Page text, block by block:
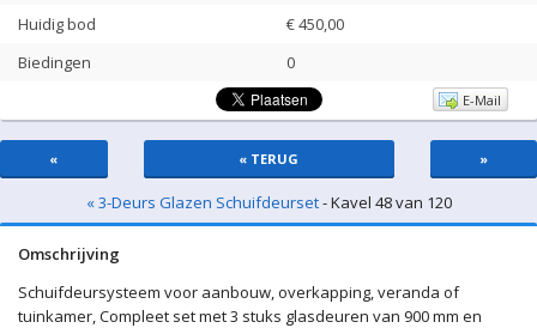
Huidig bod
€450,00
Biedingen
0
E-Mail
« « TERUG »
« 3-Deurs Glazen Schuifdeurset- Kavel 48 van 120
Omschrijving
Schuifdeursysteem voor aanbouw, overkapping, veranda of
tuinkamer, Compleet set met 3 stuks glasdeuren van 900 mm en